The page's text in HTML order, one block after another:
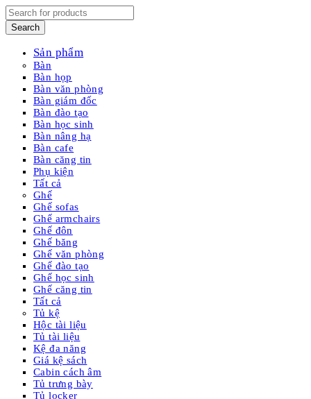
Sản phẩm
Bàn
Bàn họp
Bàn văn phòng
Bàn giám đốc
Bàn đào tạo
Bàn học sinh
Bàn nâng hạ
Bàn cafe
Bàn căng tin
Phụ kiện
Tất cả
Ghế
Ghế sofas
Ghế armchairs
Ghế đôn
Ghế băng
Ghế văn phòng
Ghế đào tạo
Ghế học sinh
Ghế căng tin
Tất cả
Tủ kệ
Hộc tài liệu
Tủ tài liệu
Kệ đa năng
Giá kệ sách
Cabin cách âm
Tủ trưng bày
Tủ locker